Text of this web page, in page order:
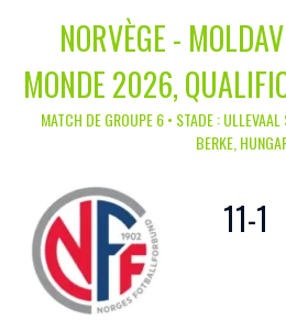
NORVÈGE -
MONDE 2026,
MATCH DE GROUPE 6 • STADE :
BERKE,
11-1